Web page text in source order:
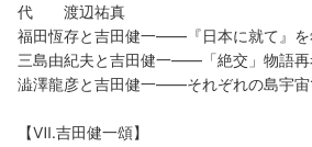
代 渡辺祐真
福田恆存と吉田健一——『日本に就て
三島由紀夫と吉田健一——「絶交」物
澁澤龍彦と吉田健一——それぞれの島
【Ⅶ.吉田健一頌】